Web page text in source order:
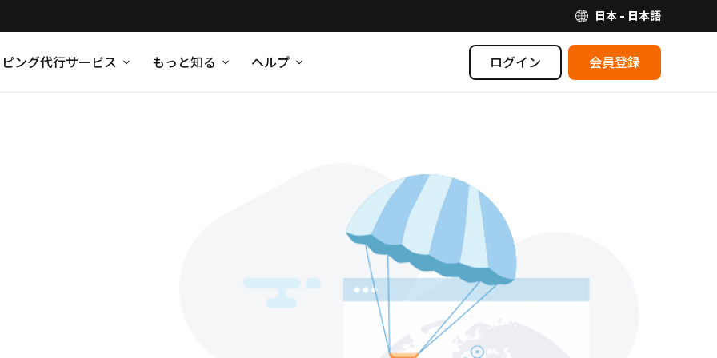
日本 - 日本語
ング代行サービス もっと知る ヘルプ ログイン 会員登録